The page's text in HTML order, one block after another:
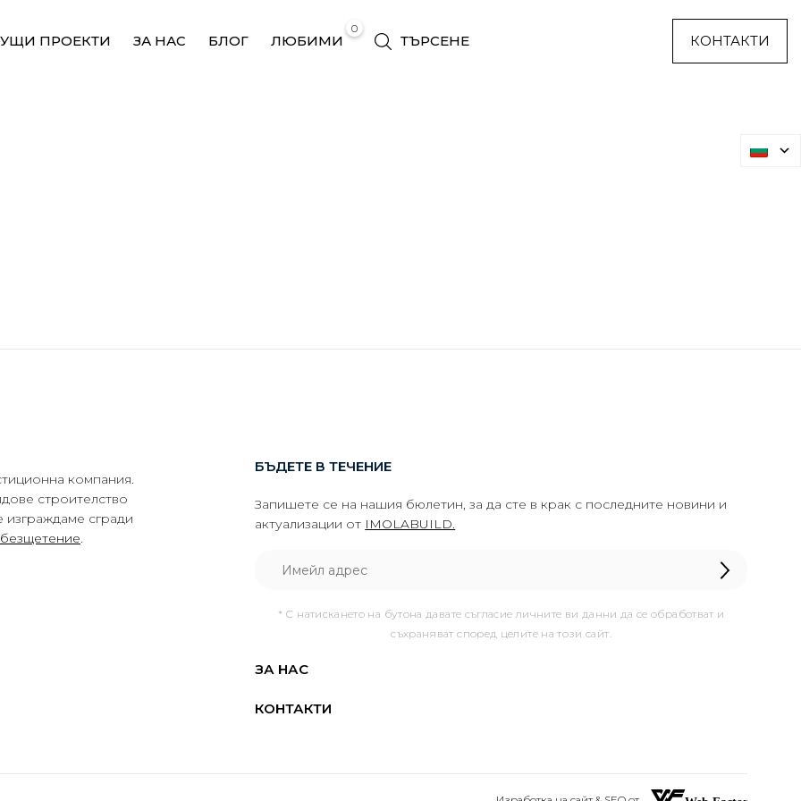
ПРОЕКТИ ЗА НАС БЛОГ
0
ЛЮБИМИ ТЪРСЕНЕ КОНТАКТИ
компания.
строителство
сгради
.
ЗА НАС
КОНТАКТИ
БЪДЕТЕ В ТЕЧЕНИЕ
Запишете се на нашия бюлетин, за да сте в крак с последните новини и
актуализации от IMOLABUILD.
* С натискането на бутона давате съгласие личните ви данни да се обработват и
съхраняват според целите на този сайт.